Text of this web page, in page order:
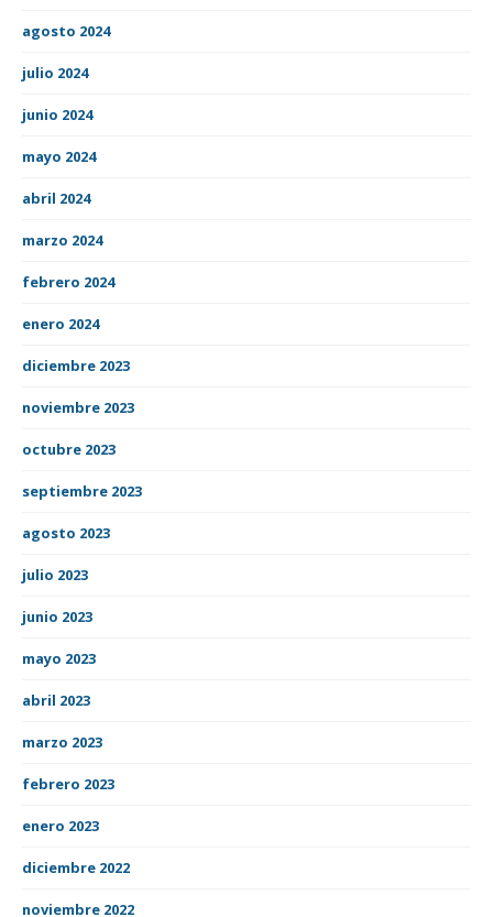
agosto 2024
julio 2024
junio 2024
mayo 2024
abril 2024
marzo 2024
febrero 2024
enero 2024
diciembre 2023
noviembre 2023
octubre 2023
septiembre 2023
agosto 2023
julio 2023
junio 2023
mayo 2023
abril 2023
marzo 2023
febrero 2023
enero 2023
diciembre 2022
noviembre 2022